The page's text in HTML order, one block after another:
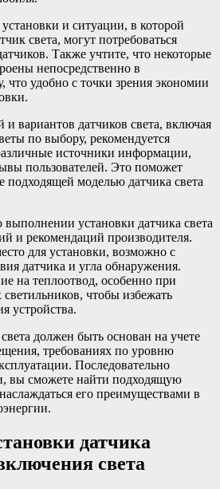
и ситуации, в которой
света, могут потребоваться
Также учтите, что некоторые
непосредственно в
что удобно с точки зрения экономии
вариантов датчиков света, включая
по выбору, рекомендуется
источники информации,
пользователей. Это поможет
подходящей моделью датчика света
выполнении установки датчика света
и рекомендаций производителя.
для установки, возможно с
датчика и угла обнаружения.
на теплоотвод, особенно при
чтобы избежать
устройства.
должен быть основан на учете
требованиях по уровню
Последовательно
вы сможете найти подходящую
его преимуществами в
датчика
света